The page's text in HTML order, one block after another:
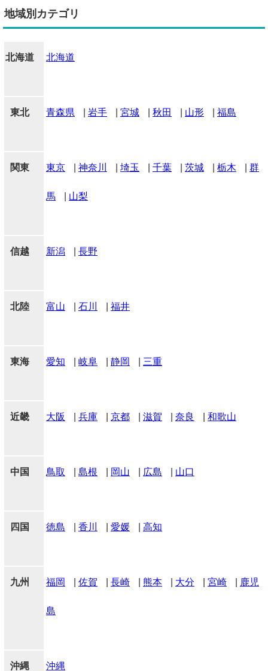
地域別カテゴリ
北海道 北海道
東北 青森県 岩手 宮城 秋田 山形 福島
関東 東京 神奈川 埼玉 千葉 茨城 栃木 群
馬 山梨
信越 新潟 長野
北陸 富山 石川 福井
東海 愛知 岐阜 静岡 三重
近畿 大阪 兵庫 京都 滋賀 奈良 和歌山
中国 鳥取 島根 岡山 広島 山口
四国 徳島 香川 愛媛 高知
九州 福岡 佐賀 長崎 熊本 大分 宮崎 鹿児
島
沖縄 沖縄